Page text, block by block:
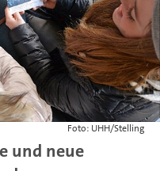
Foto: UHH/Stelling
und neue